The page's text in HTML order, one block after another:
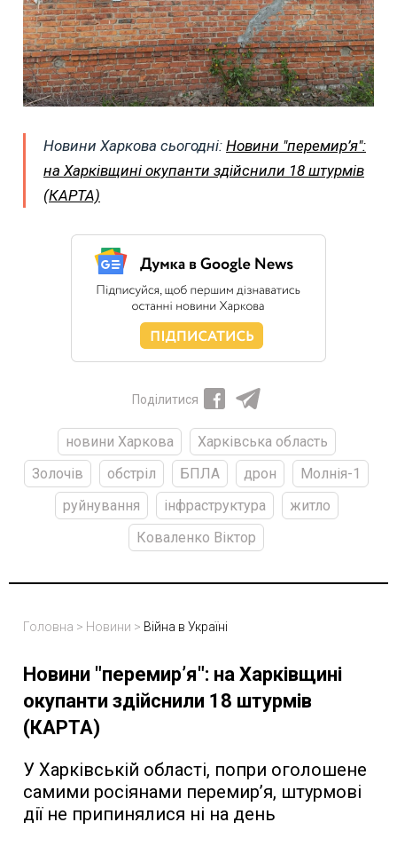
Новини Харкова сьогодні: Новини "перемир’я":
на Харківщині окупанти здійснили 18 штурмів
(КАРТА)
Поділитися
новини Харкова
Харківська область
Золочів
обстріл БПЛА дрон
Молнія-1
руйнування
інфраструктура
житло
Коваленко Віктор
Головна > Новини > Війна в Україні
Новини "перемир’я": на Харківщині
окупанти здійснили 18 штурмів
(КАРТА)
У Харківській області, попри оголошене
самими росіянами перемир’я, штурмові
дії не припинялися ні на день